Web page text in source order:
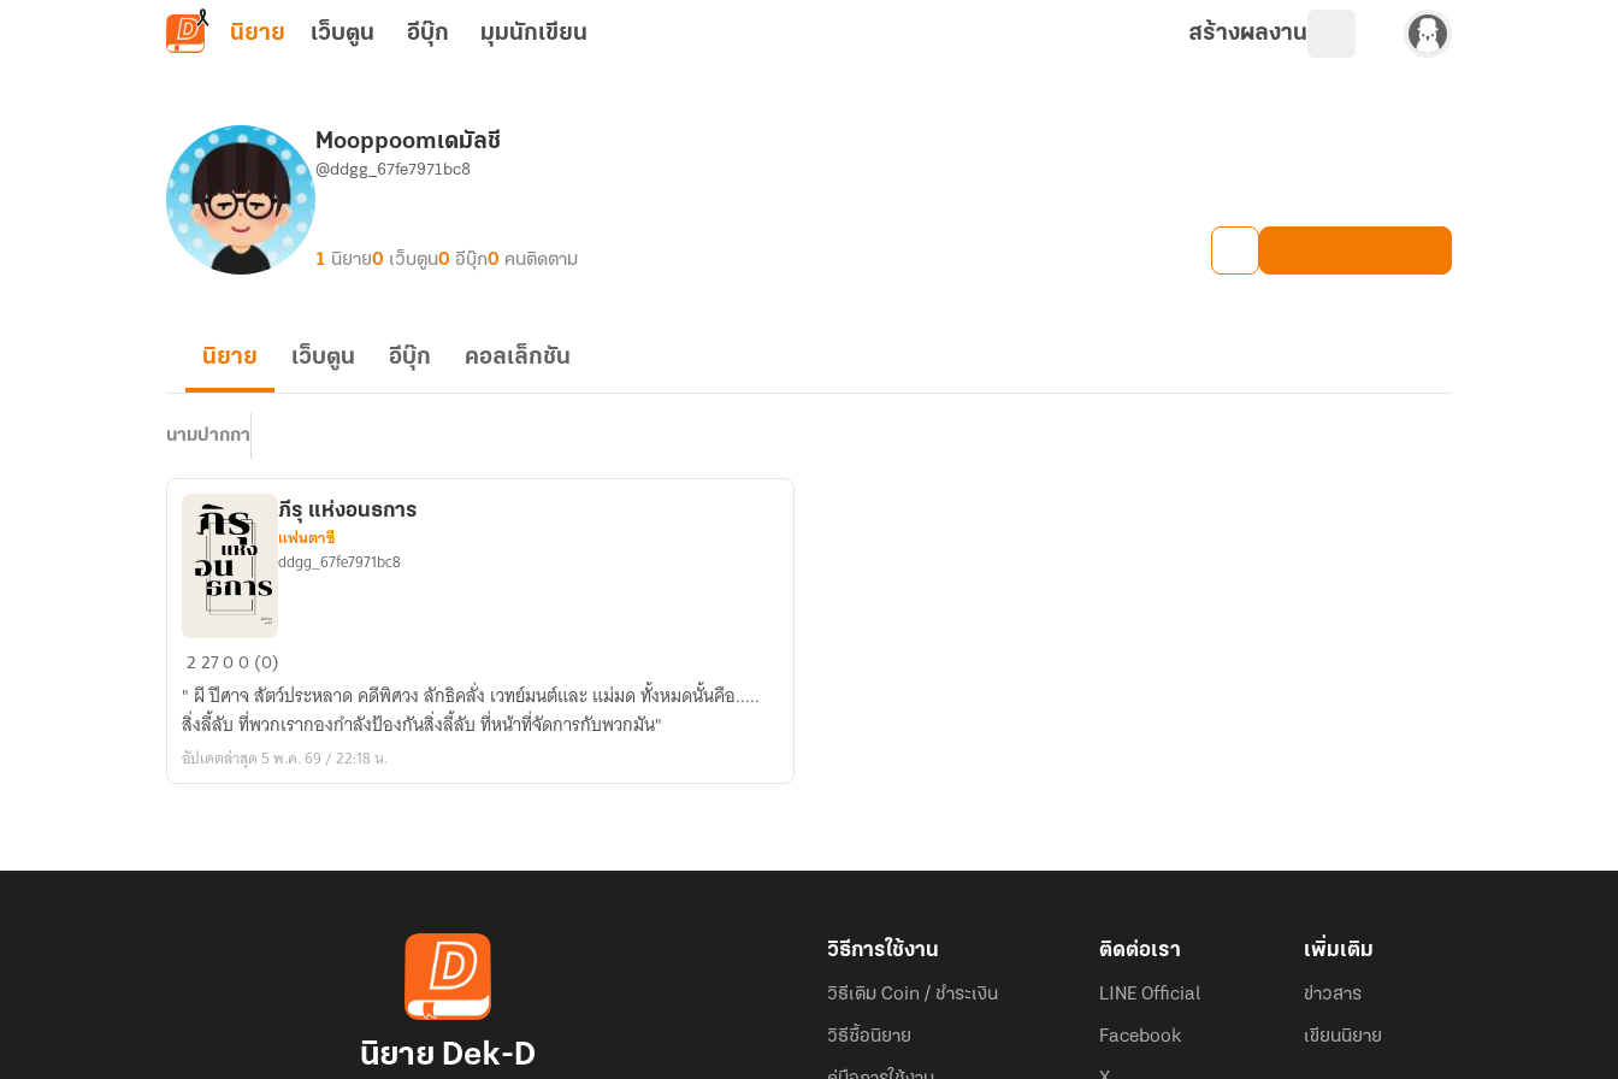
ข้ามไปยังเนื้อหาหลัก
นิยาย เว็บตูน อีบุ๊ก มุมนักเขียน สร้างผลงาน
Mooppoomเดมัลชี
@ddgg_67fe7971bc8
1 นิยาย0 เว็บตูน0 อีบุ๊ก0 คนติดตาม
นิยาย เว็บตูน อีบุ๊ก คอลเล็กชัน
นามปากกา
ภีรุ
แห่ง
อนธการ
ภีรุ แห่งอนธการ
แฟนตาซี
ddgg_67fe7971bc8
22700 (0)
" ผี ปีศาจ สัตว์ประหลาด คดีพิศวง ลักธิคลั่ง เวทย์มนต์และ แม่มด ทั้งหมดนั้นคือ.....
สิ่งลี้ลับ ที่พวกเรากองกำลังป้องกันสิ่งลี้ลับ ที่หน้าที่จัดการกับพวกมัน"
อัปเดตล่าสุด 5 พ.ค. 69 / 22:18 น.
นิยาย Dek-D
วิธีการใช้งาน
วิธีเติม Coin / ชำระเงิน
วิธีซื้อนิยาย
ติดต่อเรา
LINE Official
Facebook
เพิ่มเติม
ข่าวสาร
เขียนนิยาย